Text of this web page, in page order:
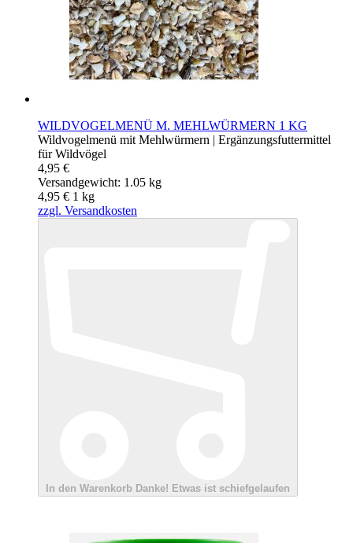
WILDVOGELMENÜ M. MEHLWÜRMERN 1 KG
Wildvogelmenü mit Mehlwürmern | Ergänzungsfuttermittel
für Wildvögel
4,95 €
Versandgewicht: 1.05 kg
4,95 € 1 kg
zzgl. Versandkosten
In den Warenkorb Danke! Etwas ist schiefgelaufen